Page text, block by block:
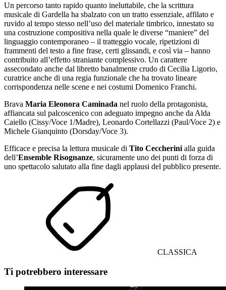
Un percorso tanto rapido quanto ineluttabile, che la scrittura
musicale di Gardella ha sbalzato con un tratto essenziale, affilato e
ruvido al tempo stesso nell’uso del materiale timbrico, innestato su
una costruzione compositiva nella quale le diverse “maniere” del
linguaggio contemporaneo – il tratteggio vocale, ripetizioni di
frammenti del testo a fine frase, certi glissandi, e così via – hanno
contribuito all’effetto straniante complessivo. Un carattere
assecondato anche dal libretto banalmente crudo di Cecilia Ligorio,
curatrice anche di una regia funzionale che ha trovato lineare
corrispondenza nelle scene e nei costumi Domenico Franchi.
Brava Maria Eleonora Caminada nel ruolo della protagonista,
affiancata sul palcoscenico con adeguato impegno anche da Alda
Caiello (Cissy/Voce 1/Madre), Leonardo Cortellazzi (Paul/Voce 2) e
Michele Gianquinto (Dorsday/Voce 3).
Efficace e precisa la lettura musicale di Tito Ceccherini alla guida
dell’Ensemble Risognanze, sicuramente uno dei punti di forza di
uno spettacolo salutato alla fine dagli applausi del pubblico presente.
CLASSICA
Ti potrebbero interessare